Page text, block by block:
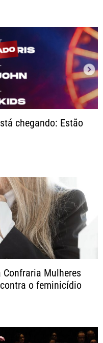
chegando: Estão
Mulheres
o feminicídio